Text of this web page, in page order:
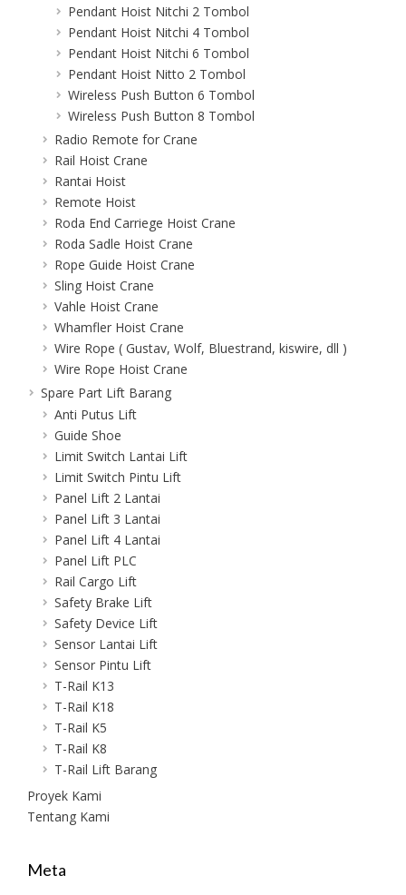
Pendant Hoist Nitchi 2 Tombol
Pendant Hoist Nitchi 4 Tombol
Pendant Hoist Nitchi 6 Tombol
Pendant Hoist Nitto 2 Tombol
Wireless Push Button 6 Tombol
Wireless Push Button 8 Tombol
Radio Remote for Crane
Rail Hoist Crane
Rantai Hoist
Remote Hoist
Roda End Carriege Hoist Crane
Roda Sadle Hoist Crane
Rope Guide Hoist Crane
Sling Hoist Crane
Vahle Hoist Crane
Whamfler Hoist Crane
Wire Rope ( Gustav, Wolf, Bluestrand, kiswire, dll )
Wire Rope Hoist Crane
Spare Part Lift Barang
Anti Putus Lift
Guide Shoe
Limit Switch Lantai Lift
Limit Switch Pintu Lift
Panel Lift 2 Lantai
Panel Lift 3 Lantai
Panel Lift 4 Lantai
Panel Lift PLC
Rail Cargo Lift
Safety Brake Lift
Safety Device Lift
Sensor Lantai Lift
Sensor Pintu Lift
T-Rail K13
T-Rail K18
T-Rail K5
T-Rail K8
T-Rail Lift Barang
Proyek Kami
Tentang Kami
Meta